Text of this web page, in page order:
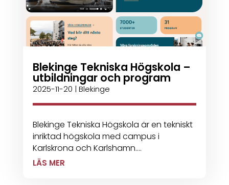
Blekinge Tekniska Högskola –
utbildningar och program
2025-11-20 | Blekinge
Blekinge Tekniska Högskola är en tekniskt
inriktad högskola med campus i
Karlskrona och Karlshamn....
LÄS MER